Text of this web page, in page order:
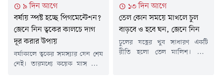
৯ দিন আগে
বর্ষায় স্পষ্ট হচ্ছে পিগমেন্টেশন?
জেনে নিন ত্বকের কালচে দাগ
দূর করার উপায়
বর্ষাকালে ত্বকের সমস্যার যেন শেষ
নেই। তারমধ্যে কয়েক মাস নানা
১৩ দিন আগে
তেল কোন সময়ে মাখলে চুল
বাড়বে ও হবে ঘন, জেনে নিন
চুলের যত্নের খুব সাধারণ একটি
রীতি হলো তেল মালিশ। তেল